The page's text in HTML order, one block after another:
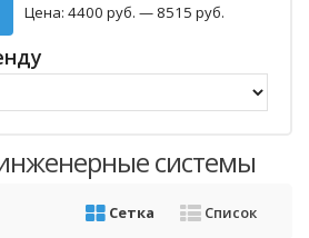
Цена: 4400 руб. — 8515 руб.
системы
Сетка Список